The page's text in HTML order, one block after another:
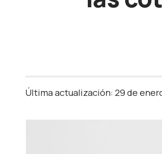
Última actualización: 29 de